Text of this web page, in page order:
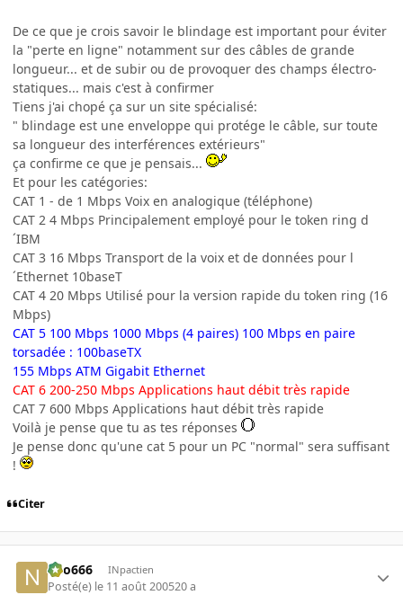
De ce que je crois savoir le blindage est important pour éviter
la "perte en ligne" notamment sur des câbles de grande
longueur... et de subir ou de provoquer des champs électro-
statiques... mais c'est à confirmer
Tiens j'ai chopé ça sur un site spécialisé:
" blindage est une enveloppe qui protége le câble, sur toute
sa longueur des interférences extérieurs"
ça confirme ce que je pensais...
Et pour les catégories:
CAT 1 - de 1 Mbps Voix en analogique (téléphone)
CAT 2 4 Mbps Principalement employé pour le token ring d
´IBM
CAT 3 16 Mbps Transport de la voix et de données pour l
´Ethernet 10baseT
CAT 4 20 Mbps Utilisé pour la version rapide du token ring (16
Mbps)
CAT 5 100 Mbps 1000 Mbps (4 paires) 100 Mbps en paire
torsadée : 100baseTX
155 Mbps ATM Gigabit Ethernet
CAT 6 200-250 Mbps Applications haut débit très rapide
CAT 7 600 Mbps Applications haut débit très rapide
Voilà je pense que tu as tes réponses
Je pense donc qu'une cat 5 pour un PC "normal" sera suffisant
!
Citer
neo666 INpactien
Posté(e) le 11 août 200520 a